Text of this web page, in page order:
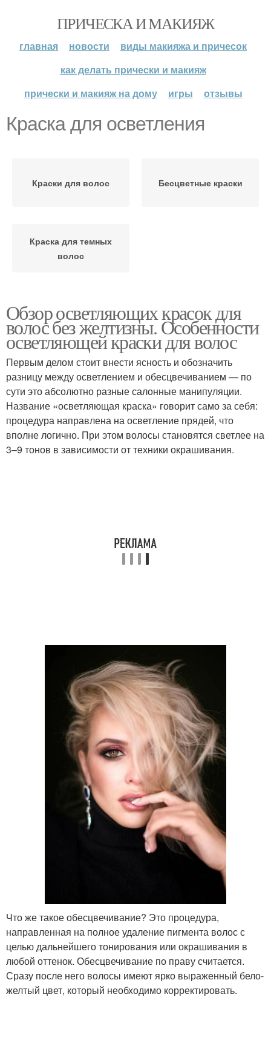
ПРИЧЕСКА И МАКИЯЖ
главная новости
виды макияжа и причесок
как делать прически и макияж
прически и макияж на дому
игры отзывы
Краска для осветления
Краски для волос Бесцветные краски
Краска для темных
волос
Обзор осветляющих красок для
волос без желтизны. Особенности
осветляющей краски для волос
Первым делом стоит внести ясность и обозначить
разницу между осветлением и обесцвечиванием — по
сути это абсолютно разные салонные манипуляции.
Название «осветляющая краска» говорит само за себя:
процедура направлена на осветление прядей, что
вполне логично. При этом волосы становятся светлее на
3–9 тонов в зависимости от техники окрашивания.
Что же такое обесцвечивание? Это процедура,
направленная на полное удаление пигмента волос с
целью дальнейшего тонирования или окрашивания в
любой оттенок. Обесцвечивание по праву считается.
Сразу после него волосы имеют ярко выраженный бело-
желтый цвет, который необходимо корректировать.